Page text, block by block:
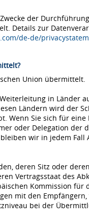
der
Details zur
de-de/
Union übermittelt.
in Länder
Ländern wird der
Wenn Sie sich für eine
oder Delegation der
wir in jedem
deren Sitz oder
Vertragsstaat des
Kommission für
mit den
bei der